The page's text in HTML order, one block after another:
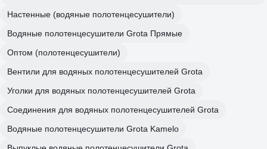
Настенные (водяные полотенцесушители)
Водяные полотенцесушители Grota Прямые
Оптом (полотенцесушители)
Вентили для водяных полотенцесушителей Grota
Уголки для водяных полотенцесушителей Grota
Соединения для водяных полотенцесушителей Grota
Водяные полотенцесушители Grota Kamelo